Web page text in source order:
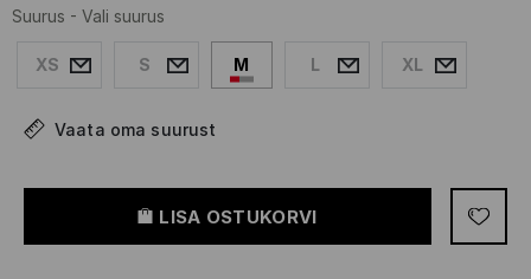
Suurus - Vali suurus
XS S M L XL
Vaata oma suurust
LISA OSTUKORVI